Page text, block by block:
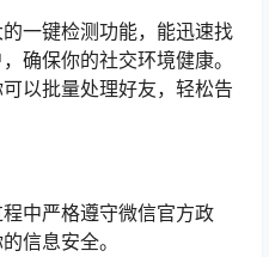
一键检测功能，能迅速找
确保你的社交环境健康。
以批量处理好友，轻松告
中严格遵守微信官方政
信息安全。